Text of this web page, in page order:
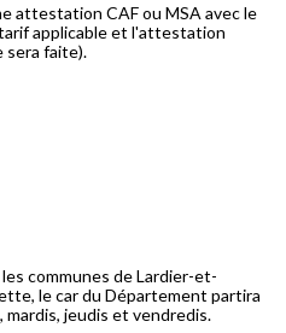
attestation CAF ou MSA avec le
applicable et l'attestation
sera faite).
communes de Lardier-et-
le car du Département partira
mardis, jeudis et vendredis.